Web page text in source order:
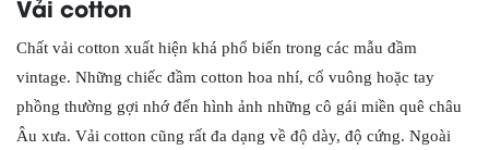
Vải cotton
Chất vải cotton xuất hiện khá phổ biến trong các mẫu đầm
vintage. Những chiếc đầm cotton hoa nhí, cổ vuông hoặc tay
phồng thường gợi nhớ đến hình ảnh những cô gái miền quê châu
Âu xưa. Vải cotton cũng rất đa dạng về độ dày, độ cứng. Ngoài